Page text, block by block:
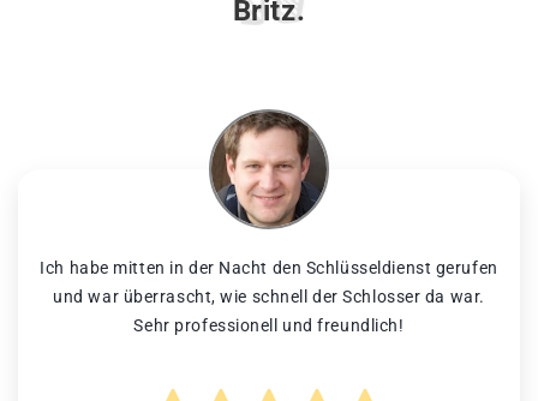
Britz.
Ich habe mitten in der Nacht den Schlüsseldienst gerufen
und war überrascht, wie schnell der Schlosser da war.
Sehr professionell und freundlich!